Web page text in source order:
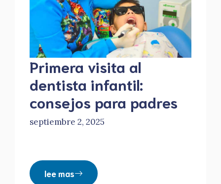
Primera visita al
dentista infantil:
consejos para padres
septiembre 2, 2025
lee mas